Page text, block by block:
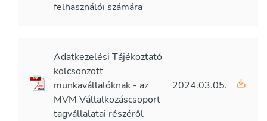
felhasználói számára
Adatkezelési Tájékoztató
kölcsönzött
munkavállalóknak - az
MVM Vállalkozáscsoport
tagvállalatai részéről
2024.03.05.